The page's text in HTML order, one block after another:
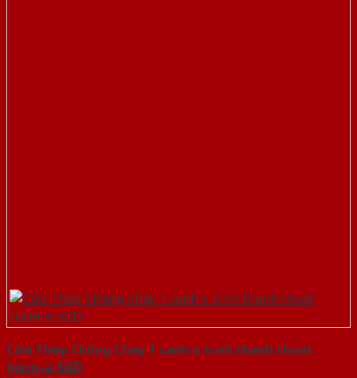
Cửa Thép Chống Cháy 1 canh o kinh thanh thoat
hiem-a-SGD